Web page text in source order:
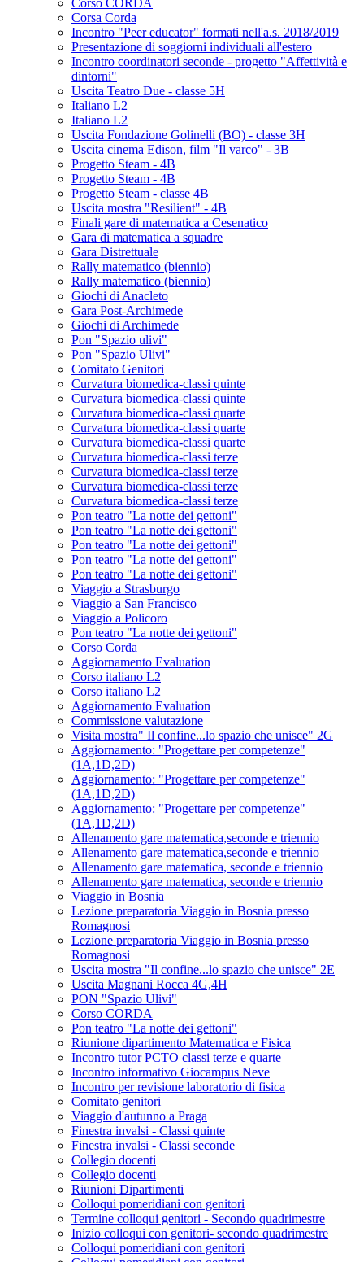
Corso CORDA
Corsa Corda
Incontro "Peer educator" formati nell'a.s. 2018/2019
Presentazione di soggiorni individuali all'estero
Incontro coordinatori seconde - progetto "Affettività e
dintorni"
Uscita Teatro Due - classe 5H
Italiano L2
Italiano L2
Uscita Fondazione Golinelli (BO) - classe 3H
Uscita cinema Edison, film "Il varco" - 3B
Progetto Steam - 4B
Progetto Steam - 4B
Progetto Steam - classe 4B
Uscita mostra "Resilient" - 4B
Finali gare di matematica a Cesenatico
Gara di matematica a squadre
Gara Distrettuale
Rally matematico (biennio)
Rally matematico (biennio)
Giochi di Anacleto
Gara Post-Archimede
Giochi di Archimede
Pon "Spazio ulivi"
Pon "Spazio Ulivi"
Comitato Genitori
Curvatura biomedica-classi quinte
Curvatura biomedica-classi quinte
Curvatura biomedica-classi quarte
Curvatura biomedica-classi quarte
Curvatura biomedica-classi quarte
Curvatura biomedica-classi terze
Curvatura biomedica-classi terze
Curvatura biomedica-classi terze
Curvatura biomedica-classi terze
Pon teatro "La notte dei gettoni"
Pon teatro "La notte dei gettoni"
Pon teatro "La notte dei gettoni"
Pon teatro "La notte dei gettoni"
Pon teatro "La notte dei gettoni"
Viaggio a Strasburgo
Viaggio a San Francisco
Viaggio a Policoro
Pon teatro "La notte dei gettoni"
Corso Corda
Aggiornamento Evaluation
Corso italiano L2
Corso italiano L2
Aggiornamento Evaluation
Commissione valutazione
Visita mostra" Il confine...lo spazio che unisce" 2G
Aggiornamento: "Progettare per competenze"
(1A,1D,2D)
Aggiornamento: "Progettare per competenze"
(1A,1D,2D)
Aggiornamento: "Progettare per competenze"
(1A,1D,2D)
Allenamento gare matematica,seconde e triennio
Allenamento gare matematica,seconde e triennio
Allenamento gare matematica, seconde e triennio
Allenamento gare matematica, seconde e triennio
Viaggio in Bosnia
Lezione preparatoria Viaggio in Bosnia presso
Romagnosi
Lezione preparatoria Viaggio in Bosnia presso
Romagnosi
Uscita mostra "Il confine...lo spazio che unisce" 2E
Uscita Magnani Rocca 4G,4H
PON "Spazio Ulivi"
Corso CORDA
Pon teatro "La notte dei gettoni"
Riunione dipartimento Matematica e Fisica
Incontro tutor PCTO classi terze e quarte
Incontro informativo Giocampus Neve
Incontro per revisione laboratorio di fisica
Comitato genitori
Viaggio d'autunno a Praga
Finestra invalsi - Classi quinte
Finestra invalsi - Classi seconde
Collegio docenti
Collegio docenti
Riunioni Dipartimenti
Colloqui pomeridiani con genitori
Termine colloqui genitori - Secondo quadrimestre
Inizio colloqui con genitori- secondo quadrimestre
Colloqui pomeridiani con genitori